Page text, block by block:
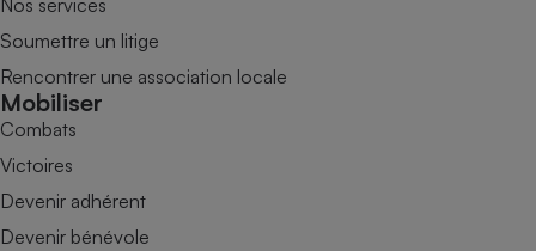
Soumettre un litige
Rencontrer une association locale
Mobiliser
Combats
Victoires
Devenir adhérent
Devenir bénévole